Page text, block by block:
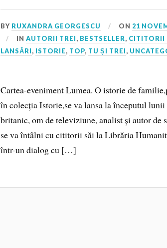
BY RUXANDRA GEORGESCU ON 21
INAUTORII TREI, BESTSELLER, CITITORII
LANSĂRI, ISTORIE, TOP, TU ȘI TREI,
Cartea-eveniment Lumea. O istorie de
în colecția Istorie,se va lansa la începutul
britanic, om de televiziune, analist și autor de
se va întâlni cu cititorii săi la Librăria
într-un dialog cu […]